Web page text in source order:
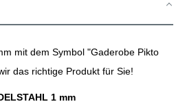
mit dem Symbol "Gaderobe Pikto
das richtige Produkt für Sie!
1 mm